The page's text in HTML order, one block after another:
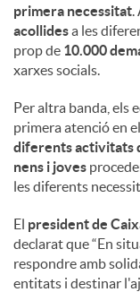
primera necessitat.
acollidesa les
prop de 10.000
xarxes socials.
Per altra banda, els
primera atenció en
diferents activitats
nens i joves
les diferents
El president de
declarat que “En
respondre amb
entitats i destinar